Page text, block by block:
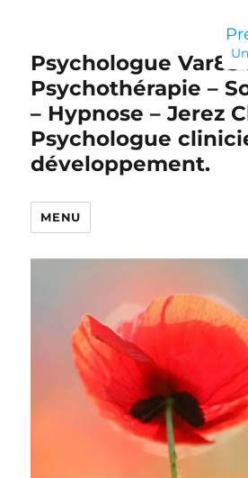
Psychologue Var83
Psychothérapie –
– Hypnose – Jerez
Psychologue
développement.
MENU